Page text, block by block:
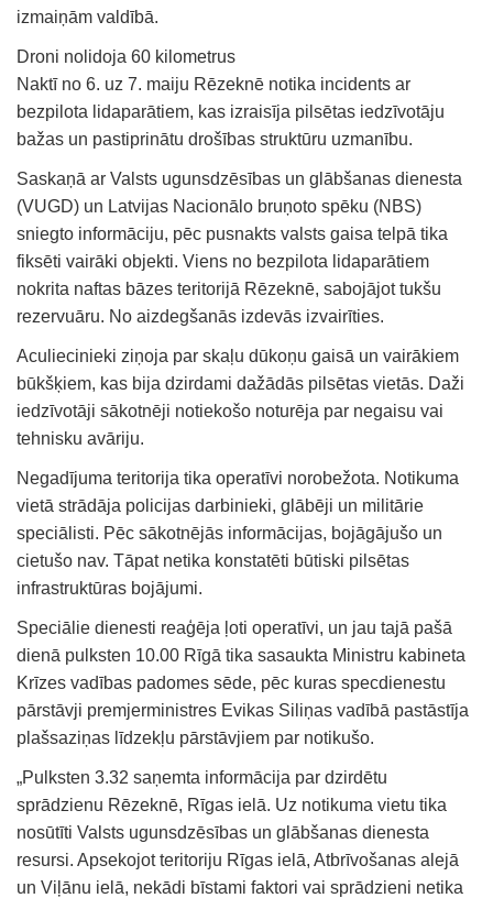
izmaiņām valdībā.
Droni nolidoja 60 kilometrus
Naktī no 6. uz 7. maiju Rēzeknē notika incidents ar
bezpilota lidaparātiem, kas izraisīja pilsētas iedzīvotāju
bažas un pastiprinātu drošības struktūru uzmanību.
Saskaņā ar Valsts ugunsdzēsības un glābšanas dienesta
(VUGD) un Latvijas Nacionālo bruņoto spēku (NBS)
sniegto informāciju, pēc pusnakts valsts gaisa telpā tika
fiksēti vairāki objekti. Viens no bezpilota lidaparātiem
nokrita naftas bāzes teritorijā Rēzeknē, sabojājot tukšu
rezervuāru. No aizdegšanās izdevās izvairīties.
Aculiecinieki ziņoja par skaļu dūkoņu gaisā un vairākiem
būkšķiem, kas bija dzirdami dažādās pilsētas vietās. Daži
iedzīvotāji sākotnēji notiekošo noturēja par negaisu vai
tehnisku avāriju.
Negadījuma teritorija tika operatīvi norobežota. Notikuma
vietā strādāja policijas darbinieki, glābēji un militārie
speciālisti. Pēc sākotnējās informācijas, bojāgājušo un
cietušo nav. Tāpat netika konstatēti būtiski pilsētas
infrastruktūras bojājumi.
Speciālie dienesti reaģēja ļoti operatīvi, un jau tajā pašā
dienā pulksten 10.00 Rīgā tika sasaukta Ministru kabineta
Krīzes vadības padomes sēde, pēc kuras specdienestu
pārstāvji premjerministres Evikas Siliņas vadībā pastāstīja
plašsaziņas līdzekļu pārstāvjiem par notikušo.
„Pulksten 3.32 saņemta informācija par dzirdētu
sprādzienu Rēzeknē, Rīgas ielā. Uz notikuma vietu tika
nosūtīti Valsts ugunsdzēsības un glābšanas dienesta
resursi. Apsekojot teritoriju Rīgas ielā, Atbrīvošanas alejā
un Viļānu ielā, nekādi bīstami faktori vai sprādzieni netika